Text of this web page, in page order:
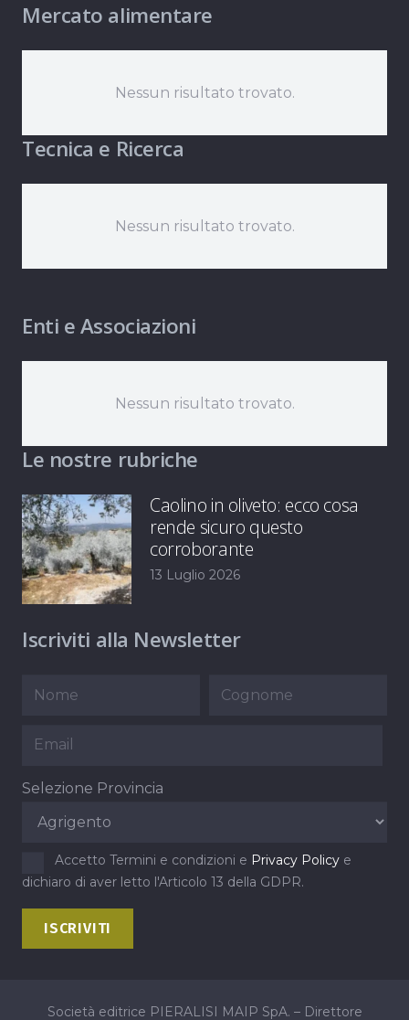
Mercato alimentare
Nessun risultato trovato.
Tecnica e Ricerca
Nessun risultato trovato.
Enti e Associazioni
Nessun risultato trovato.
Le nostre rubriche
Caolino in oliveto: ecco cosa
rende sicuro questo
corroborante
13 Luglio 2026
Iscriviti alla Newsletter
Selezione Provincia
Accetto Termini e condizioni e Privacy Policy e
dichiaro di aver letto l'Articolo 13 della GDPR.
Società editrice PIERALISI MAIP SpA. – Direttore